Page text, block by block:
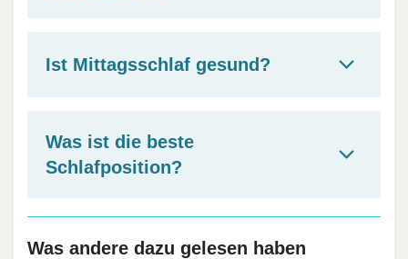
Ist Mittagsschlaf gesund?
Was ist die beste
Schlafposition?
Was andere dazu gelesen haben